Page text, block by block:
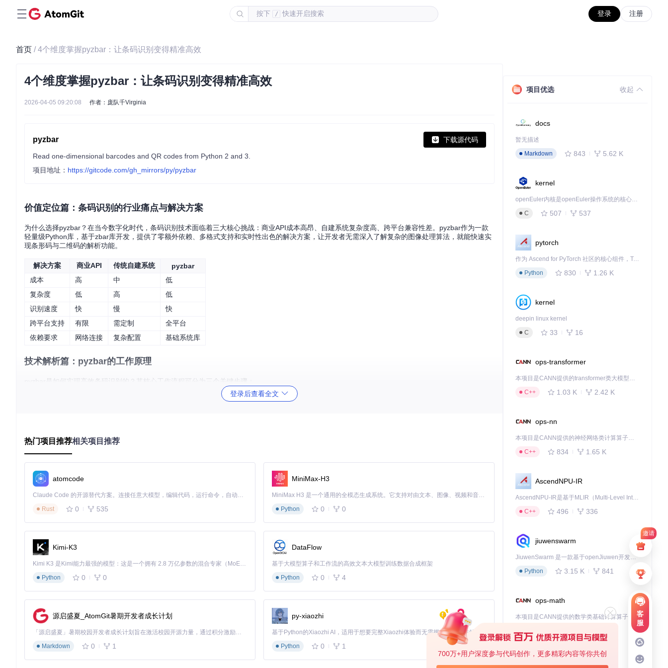
按下 / 快速开启搜索 登录 注册
邀请
客
服
700万+用户深度参与代码创作，更多精彩内容等你共创
首页 / 4个维度掌握pyzbar：让条码识别变得精准高效
4个维度掌握pyzbar：让条码识别变得精准高效
2026-04-05 09:20:08 作者：庞队千Virginia
pyzbar 下载源代码
Read one-dimensional barcodes and QR codes from Python 2 and 3.
项目地址： https://gitcode.com/gh_mirrors/py/pyzbar
价值定位篇：条码识别的行业痛点与解决方案
为什么选择pyzbar？在当今数字化时代，条码识别技术面临着三大核心挑战：商业API成本高昂、自建系统复杂度高、跨平台兼容性差。pyzbar作为一款
轻量级Python库，基于zbar库开发，提供了零额外依赖、多格式支持和实时性出色的解决方案，让开发者无需深入了解复杂的图像处理算法，就能快速实
现条形码与二维码的解析功能。
解决方案 商业API 传统自建系统
pyzbar
成本
高 中
低
复杂度
低 高
低
识别速度
快 慢
快
跨平台支持
有限 需定制
全平台
依赖要求
网络连接 复杂配置 基础系统库
技术解析篇：pyzbar的工作原理
pyzbar是如何实现高效条码识别的？其核心工作流程可分为三个关键步骤：
：将输入图像转换为8位灰度格式，为后续处理做准备
整个过程中，pyzbar处理了图像预处理、边缘检测、畸变校正等复杂操作，让开发者只需关注业务逻辑而非底层实现。其采用的"符号定位优先"策略，即
使在倾斜、模糊或部分遮挡的情况下，仍能准确识别条码位置。
💡核心模块解析：pyzbar的主要功能实现位于pyzbar/pyzbar.py文件中，该模块封装了与zbar库的交互逻辑，提供了简洁易用的Python API接口。
应用实践篇：pyzbar的创新应用场景
批量读取摄像头拍摄的包裹图像
使用pyzbar识别图像中的CODE128类型条码
关键代码片段：
import
from PIL import
from pyzbar.pyzbar import
登录后查看全文
热门项目推荐相关项目推荐
atomcode
Claude Code 的开源替代方案。连接任意大模型，编辑代码，运行命令，自动验证 — 全自动执行。用 Rust 构建，极致性能。 ｜ An open-source alternative to Claude Code. Connect any LLM, edit code, run commands, and verify changes — autonomously. Built in Rust for speed. Get Started
Rust
0 535
MiniMax-H3
MiniMax H3 是一个通用的全模态生成系统。它支持对由文本、图像、视频和音频组成的多模态上下文进行统一理解，并能生成分辨率高达 2K、时长可达 15 秒的带原生立体声音频的视频。得益于面向任务泛化的系统设计，H3 在预训练阶段就已具备广泛的多模态上下文理解与生成能力，能够出色地执行复杂的多模态指令。
Python
0 0
Kimi-K3
Kimi K3 是Kimi能力最强的模型：这是一个拥有 2.8 万亿参数的混合专家（MoE）模型，具备原生视觉理解能力，并支持 100 万 token 的上下文窗口。
Python
0 0
DataFlow
基于大模型算子和工作流的高效文本大模型训练数据合成框架
Python
0 4
源启盛夏_AtomGit暑期开发者成长计划
「源启盛夏」暑期校园开发者成长计划旨在激活校园开源力量，通过积分激励、认证扶持、资源倾斜等形式，引导高校组织和开发者完成「入驻 — 建项目 — 做贡献 — 获认证 — 得资源」的完整闭环。无论你是想带领社团入驻平台的组织者，还是希望用代码贡献证明自己的开发者，都能在这里找到属于你的成长路径。
Markdown
0 1
py-xiaozhi
基于Python的Xiaozhi AI，适用于想要完整Xiaozhi体验而无需拥有专用硬件的用户。
Python
0 1
项目优选 收起
docs
暂无描述
Markdown
843 5.62 K
kernel
openEuler内核是openEuler操作系统的核心，既是系统性能与稳定性的基石，也是连接处理器、设备与服务的桥梁。
C
507 537
pytorch
作为 Ascend for PyTorch 社区的核心组件，TorchNPU 是昇腾专为 PyTorch 打造的深度学习适配插件，使 PyTorch 框架能够直接调用昇腾 NPU，为开发者提供昇腾 AI 处理器的超强算力。
Python
830 1.26 K
kernel
deepin linux kernel
C
33 16
ops-transformer
本项目是CANN提供的transformer类大模型算子库，实现网络在NPU上加速计算。
C++
1.03 K 2.42 K
ops-nn
本项目是CANN提供的神经网络类计算算子库，实现网络在NPU上加速计算。
C++
834 1.65 K
AscendNPU-IR
AscendNPU-IR是基于MLIR（Multi-Level Intermediate Representation）构建的，面向昇腾亲和算子编译时使用的中间表示，提供昇腾完备表达能力，通过编译优化提升昇腾AI处理器计算效率，支持通过生态框架使能昇腾AI处理器与深度调优
C++
496 336
jiuwenswarm
JiuwenSwarm 是一款基于openJiuwen开发的智能AI Agent，它能够将大语言模型的强大能力，通过你日常使用的各类通讯应用，直接延伸至你的指尖。
Python
3.15 K 841
ops-math
C++
deveco-code